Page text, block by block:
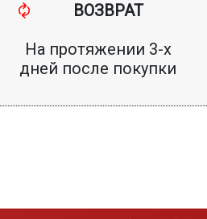
ВОЗВРАТ
На протяжении 3-х
дней после покупки